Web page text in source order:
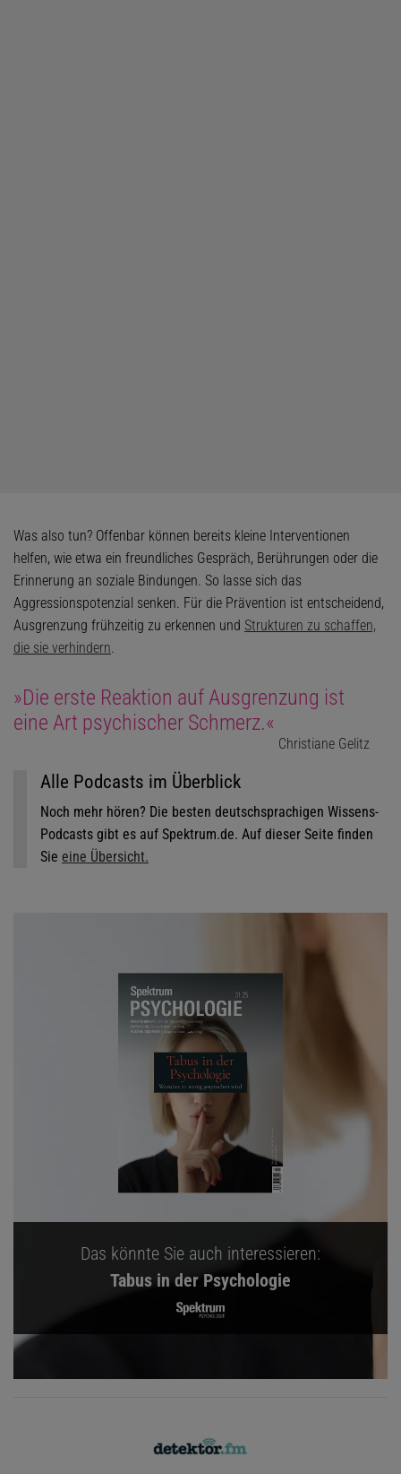
Was also tun? Offenbar können bereits kleine Interventionen
helfen, wie etwa ein freundliches Gespräch, Berührungen oder die
Erinnerung an soziale Bindungen. So lasse sich das
Aggressionspotenzial senken. Für die Prävention ist entscheidend,
Ausgrenzung frühzeitig zu erkennen und Strukturen zu schaffen,
die sie verhindern.
»Die erste Reaktion auf Ausgrenzung ist
eine Art psychischer Schmerz.«
Christiane Gelitz
Alle Podcasts im Überblick
Noch mehr hören? Die besten deutschsprachigen Wissens-
Podcasts gibt es auf Spektrum.de. Auf dieser Seite finden
Sie eine Übersicht.
Das könnte Sie auch interessieren:
Tabus in der Psychologie